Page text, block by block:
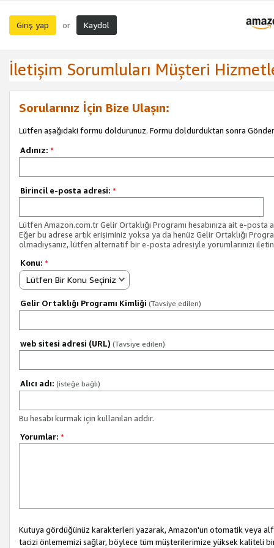
Giriş yap or Kaydol
İletişim Sorumluları Müşteri
Sorularınız İçin Bize Ulaşın:
Lütfen aşağıdaki formu doldurunuz. Formu doldurduktan sonra Gönder
Adınız: *
Birincil e-posta adresi: *
Lütfen Amazon.com.tr Gelir Ortaklığı Programı hesabınıza ait e-posta
Eğer bu adrese artık erişiminiz yoksa ya da henüz Gelir Ortaklığı
olmadıysanız, lütfen alternatif bir e-posta adresiyle yorumlarınızı
Konu: *
Lütfen Bir Konu Seçiniz
Gelir Ortaklığı Programı Kimliği (Tavsiye edilen)
web sitesi adresi (URL) (Tavsiye edilen)
Alıcı adı: (isteğe bağlı)
Bu hesabı kurmak için kullanılan addır.
Yorumlar: *
Kutuya gördüğünüz karakterleri yazarak, Amazon'un otomatik veya
tacizi önlememizi sağlar, böylece tüm müşterilerimize yüksek kaliteli